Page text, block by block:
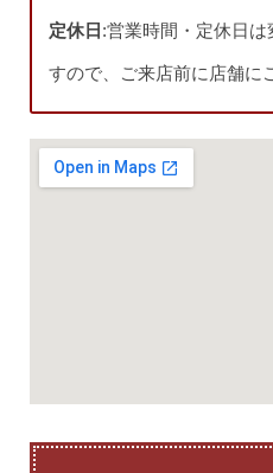
定休日 :営業時間・定休日
すので、ご来店前に店舗に